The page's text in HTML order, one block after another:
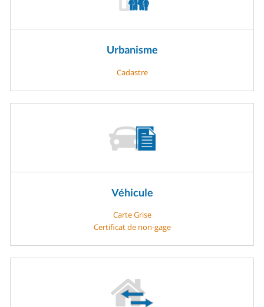
Urbanisme
Cadastre
Véhicule
Carte Grise
Certificat de non-gage